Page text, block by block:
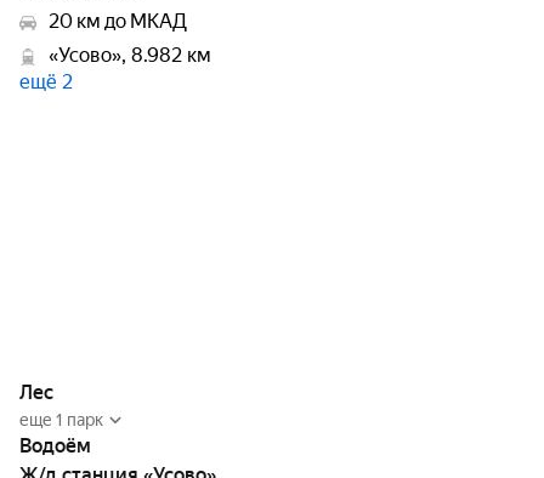
20 км до МКАД
«Усово», 8.982 км
ещё 2
Лес
еще 1 парк
Водоём